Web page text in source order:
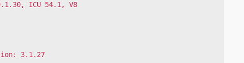
ICU 54.1, V8
3.1.27